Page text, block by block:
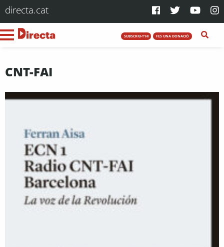
directa.cat
SUBSCRIU-T'HI FES UNA DONACIÓ
CNT-FAI